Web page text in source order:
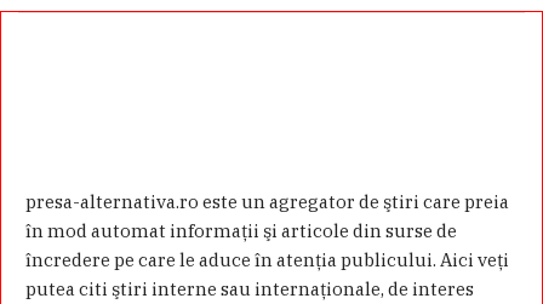
presa-alternativa.ro este un agregator de ştiri care preia
în mod automat informaţii şi articole din surse de
încredere pe care le aduce în atenţia publicului. Aici veţi
putea citi ştiri interne sau internaţionale, de interes